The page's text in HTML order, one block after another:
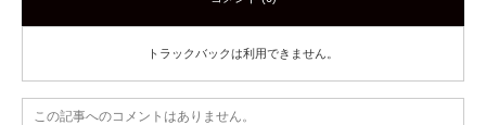
トラックバックは利用できません。
この記事へのコメントはありません。